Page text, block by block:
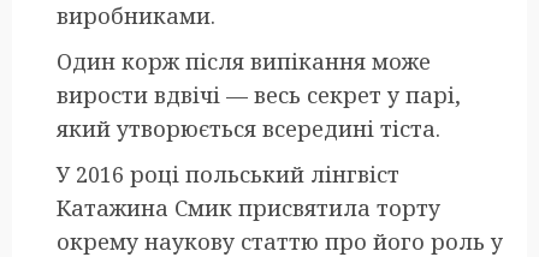
виробниками.
Один корж після випікання може
вирости вдвічі — весь секрет у парі,
який утворюється всередині тіста.
У 2016 році польський лінгвіст
Катажина Смик присвятила торту
окрему наукову статтю про його роль у